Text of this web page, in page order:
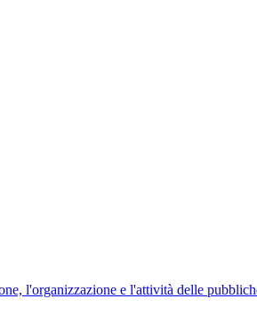
l'organizzazione e l'attività delle